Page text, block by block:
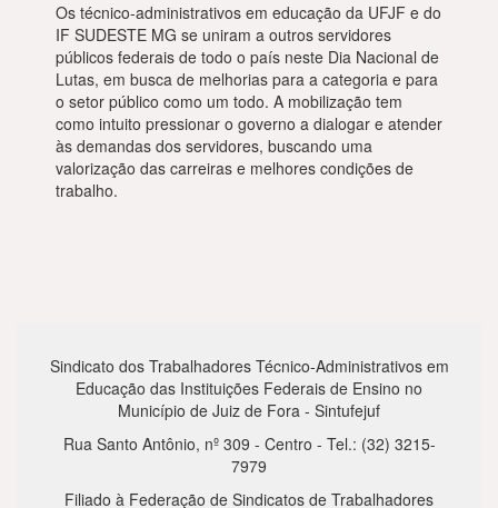
Os técnico-administrativos em educação da UFJF e do
IF SUDESTE MG se uniram a outros servidores
públicos federais de todo o país neste Dia Nacional de
Lutas, em busca de melhorias para a categoria e para
o setor público como um todo. A mobilização tem
como intuito pressionar o governo a dialogar e atender
às demandas dos servidores, buscando uma
valorização das carreiras e melhores condições de
trabalho.
Sindicato dos Trabalhadores Técnico-Administrativos em
Educação das Instituições Federais de Ensino no
Município de Juiz de Fora - Sintufejuf
Rua Santo Antônio, nº 309 - Centro - Tel.: (32) 3215-
7979
Filiado à Federação de Sindicatos de Trabalhadores